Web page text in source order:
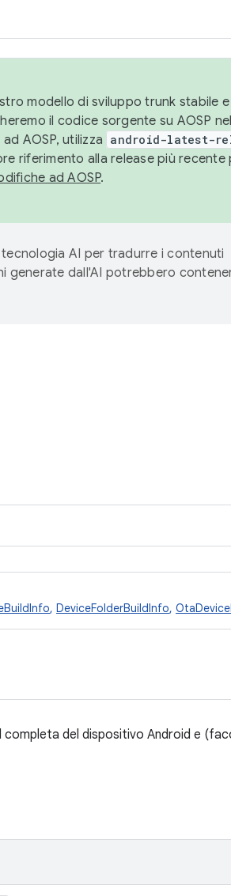
modello di sviluppo trunk stabile
il codice sorgente su AOSP
AOSP, utilizza android-latest-
riferimento alla release più recente
ad AOSP.
AI per tradurre i contenuti
generate dall'AI potrebbero
, DeviceFolderBuildInfo,
completa del dispositivo Android e